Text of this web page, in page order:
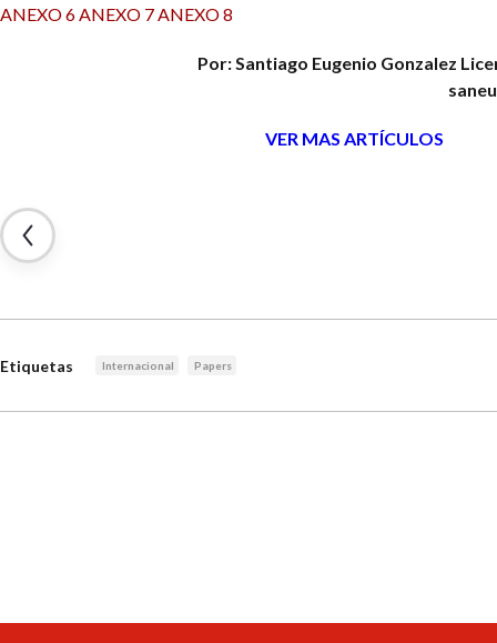
ANEXO 6ANEXO 7ANEXO 8
Por: Santiago Eugenio Gonzalez
VER MAS ARTÍCULOS
Etiquetas Internacional Papers